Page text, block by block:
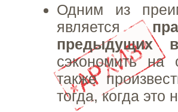
Одним из
является
предыдущих
сэкономить на
также
тогда, когда это